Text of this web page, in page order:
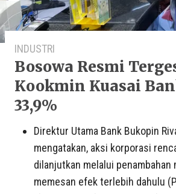
INDUSTRI
Bosowa Resmi
Kookmin Kuasai
33,9%
Direktur Utama Bank Bukopin
mengatakan, aksi korporasi
dilanjutkan melalui penambahan
memesan efek terlebih dahulu